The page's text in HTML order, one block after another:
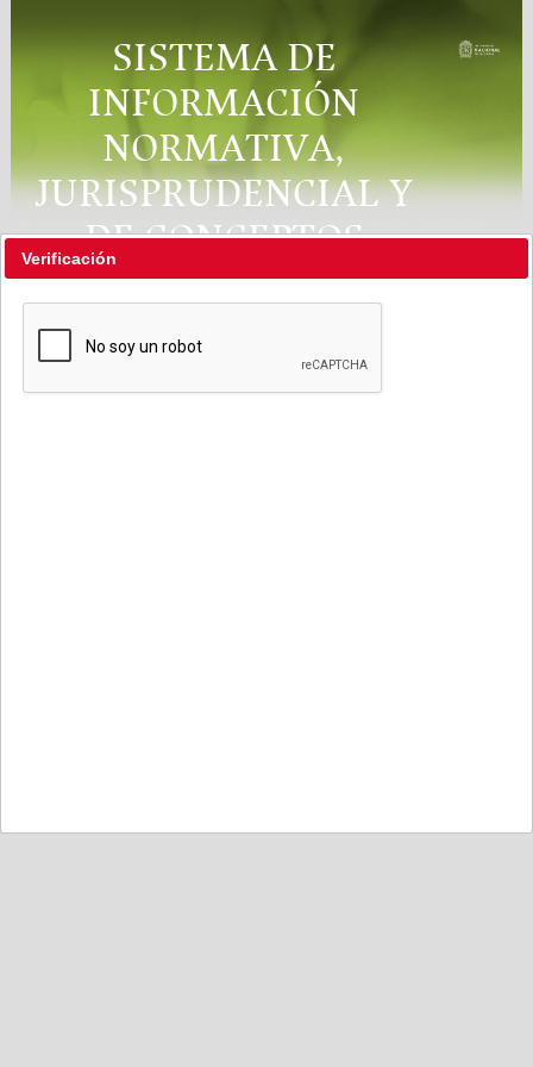
SISTEMA DE
INFORMACIÓN
NORMATIVA,
JURISPRUDENCIAL Y
DE CONCEPTOS
"RÉGIMEN LEGAL"
Verificación